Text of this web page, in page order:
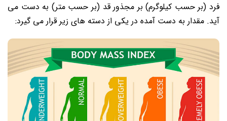
فرد (بر حسب کیلوگرم) بر مجذور قد (بر حسب متر) به دست می
آید. مقدار به دست آمده در یکی از دسته های زیر قرار می گیرد: